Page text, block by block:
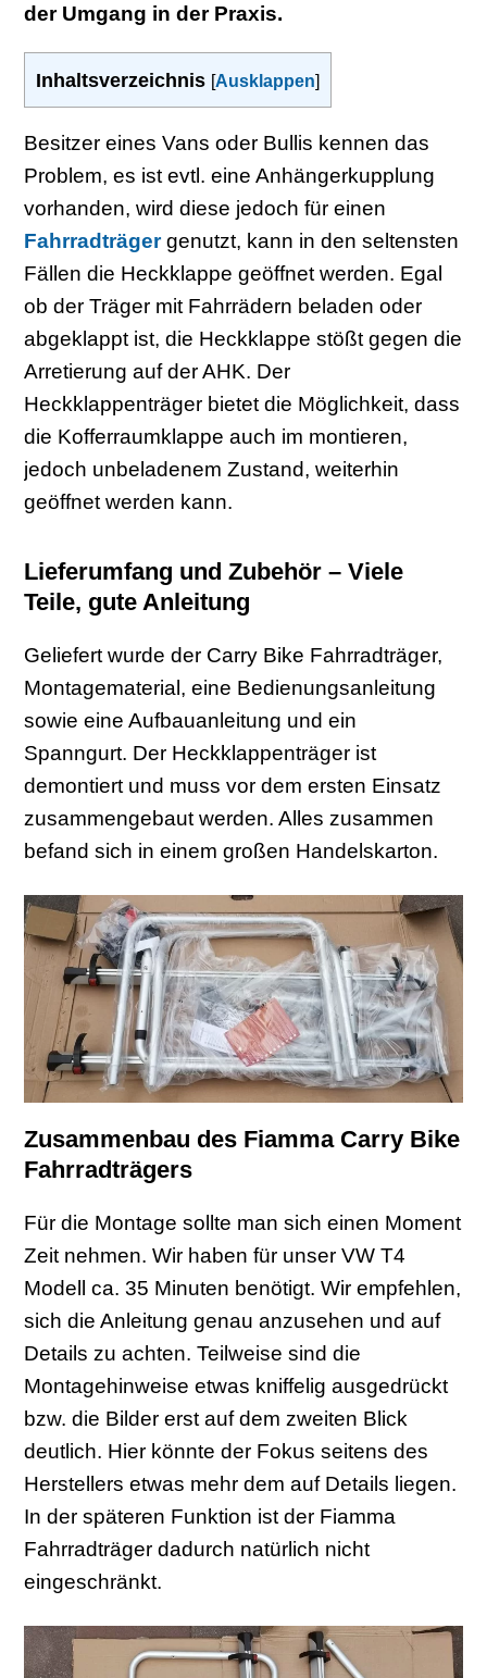
der Umgang in der Praxis.
Inhaltsverzeichnis [Ausklappen]
Besitzer eines Vans oder Bullis kennen das
Problem, es ist evtl. eine Anhängerkupplung
vorhanden, wird diese jedoch für einen
Fahrradträgergenutzt, kann in den seltensten
Fällen die Heckklappe geöffnet werden. Egal
ob der Träger mit Fahrrädern beladen oder
abgeklappt ist, die Heckklappe stößt gegen die
Arretierung auf der AHK. Der
Heckklappenträger bietet die Möglichkeit, dass
die Kofferraumklappe auch im montieren,
jedoch unbeladenem Zustand, weiterhin
geöffnet werden kann.
Lieferumfang und Zubehör – Viele
Teile, gute Anleitung
Geliefert wurde der Carry Bike Fahrradträger,
Montagematerial, eine Bedienungsanleitung
sowie eine Aufbauanleitung und ein
Spanngurt. Der Heckklappenträger ist
demontiert und muss vor dem ersten Einsatz
zusammengebaut werden. Alles zusammen
befand sich in einem großen Handelskarton.
Zusammenbau des Fiamma Carry Bike
Fahrradträgers
Für die Montage sollte man sich einen Moment
Zeit nehmen. Wir haben für unser VW T4
Modell ca. 35 Minuten benötigt. Wir empfehlen,
sich die Anleitung genau anzusehen und auf
Details zu achten. Teilweise sind die
Montagehinweise etwas kniffelig ausgedrückt
bzw. die Bilder erst auf dem zweiten Blick
deutlich. Hier könnte der Fokus seitens des
Herstellers etwas mehr dem auf Details liegen.
In der späteren Funktion ist der Fiamma
Fahrradträger dadurch natürlich nicht
eingeschränkt.